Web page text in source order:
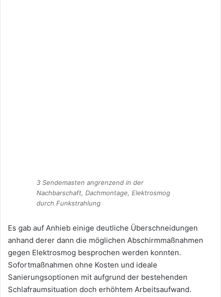
3 Sendemasten angrenzend in der
Nachbarschaft, Dachmontage, Elektrosmog
durch Funkstrahlung
Es gab auf Anhieb einige deutliche Überschneidungen
anhand derer dann die möglichen Abschirmmaßnahmen
gegen Elektrosmog besprochen werden konnten.
Sofortmaßnahmen ohne Kosten und ideale
Sanierungsoptionen mit aufgrund der bestehenden
Schlafraumsituation doch erhöhtem Arbeitsaufwand.